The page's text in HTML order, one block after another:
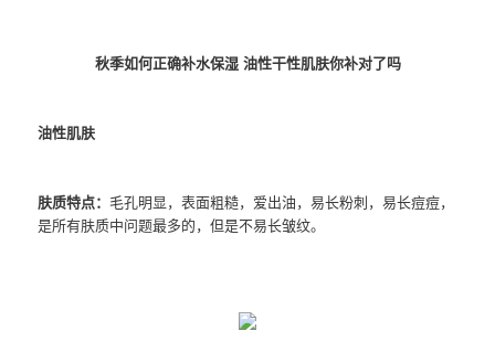
秋季如何正确补水保湿 油性干性肌肤你补对了吗
油性肌肤
肤质特点： 毛孔明显，表面粗糙，爱出油，易长粉刺，易长痘痘，
是所有肤质中问题最多的，但是不易长皱纹。